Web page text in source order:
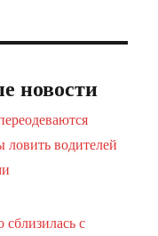
новости
ловить водителей
сблизилась с